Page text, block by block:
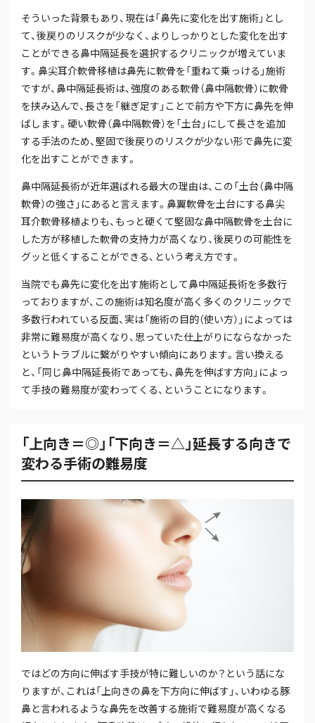
そういった背景もあり、現在は「鼻先に変化を出す施術」とし
て、後戻りのリスクが少なく、よりしっかりとした変化を出す
ことができる鼻中隔延長を選択するクリニックが増えていま
す。鼻尖耳介軟骨移植は鼻先に軟骨を「重ねて乗っける」施術
ですが、鼻中隔延長術は、強度のある軟骨（鼻中隔軟骨）に軟骨
を挟み込んで、長さを「継ぎ足す」ことで前方や下方に鼻先を伸
ばします。硬い軟骨（鼻中隔軟骨）を「土台」にして長さを追加
する手法のため、堅固で後戻りのリスクが少ない形で鼻先に変
化を出すことができます。
鼻中隔延長術が近年選ばれる最大の理由は、この「土台（鼻中隔
軟骨）の強さ」にあると言えます。鼻翼軟骨を土台にする鼻尖
耳介軟骨移植よりも、もっと硬くて堅固な鼻中隔軟骨を土台に
した方が移植した軟骨の支持力が高くなり、後戻りの可能性を
グッと低くすることができる、という考え方です。
当院でも鼻先に変化を出す施術として鼻中隔延長術を多数行
っておりますが、この施術は知名度が高く多くのクリニックで
多数行われている反面、実は「施術の目的（使い方）」によっては
非常に難易度が高くなり、思っていた仕上がりにならなかった
というトラブルに繋がりやすい傾向にあります。言い換える
と、「同じ鼻中隔延長術であっても、鼻先を伸ばす方向」によっ
て手技の難易度が変わってくる、ということになります。
「上向き＝◎」「下向き＝△」延長する向きで
変わる手術の難易度
ではどの方向に伸ばす手技が特に難しいのか？という話にな
りますが、これは「上向きの鼻を下方向に伸ばす」、いわゆる豚
鼻と言われるような鼻先を改善する施術で難易度が高くなる